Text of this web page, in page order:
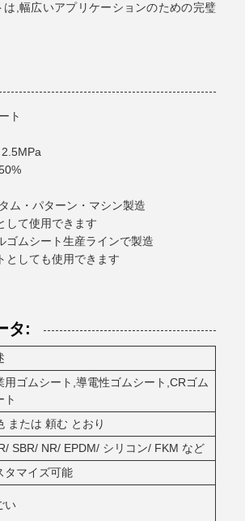
は,幅広いアプリケーションのための完璧
ト
ム・パターン・マシン製造
して使用できます
ゴムシート生産ラインで製造
としても使用できます
タ:
用ゴムシート,導電性ゴムシート,CRゴム
ト
または 頼む とおり
SBR/ NR/ EPDM/ シリコン/ FKM など
タマイズ可能
い